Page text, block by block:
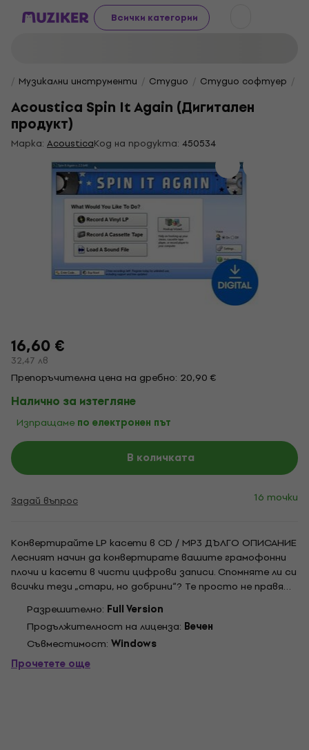
Всички категории
Музикални инструменти Студио Студио софтуер
Acoustica Spin It Again (Дигитален
продукт)
Марка: AcousticaКод на продукта: 450534
16,60 €
32,47 лв
Препоръчителна цена на дребно: 20,90 €
Налично за изтегляне
Изпращаме по електронен път
В количката
Задай въпрос 16 точки
Конвертирайте LP касети в CD / MP3 ДЪЛГО ОПИСАНИЕ
Лесният начин да конвертирате вашите грамофонни
плочи и касети в чисти цифрови записи. Спомняте ли си
всички тези „стари, но добрини“? Те просто не правят
тези класически винилови плочи и касети на CD. Е,
избършете праха от старите си 33-ки, 45-ки и 78-ки,
защото Spin It Againâ„¢ на Acoustica...
Разрешително: Full Version
Продължителност на лиценза: Вечен
Cъвместимост: Windows
Прочетете още